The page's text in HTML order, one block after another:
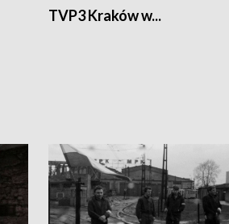
TVP3 Kraków w...